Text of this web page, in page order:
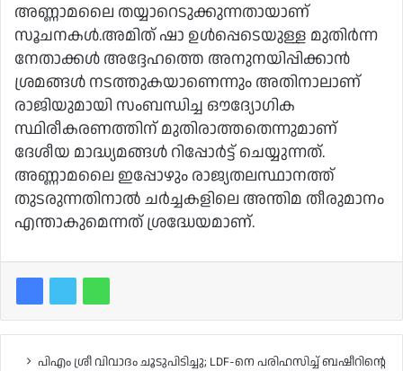
അണ്ണാമലൈ തയ്യാറെടുക്കുന്നതായാണ്
സൂചനകൾ.അമിത് ഷാ ഉൾപ്പെടെയുള്ള മുതിർന്ന
നേതാക്കൾ അദ്ദേഹത്തെ അനുനയിപ്പിക്കാൻ
ശ്രമങ്ങൾ നടത്തുകയാണെന്നും അതിനാലാണ്
രാജിയുമായി സംബന്ധിച്ച ഔദ്യോഗിക
സ്ഥിരീകരണത്തിന് മുതിരാത്തതെന്നുമാണ്
ദേശീയ മാദ്ധ്യമങ്ങൾ റിപ്പോർട്ട് ചെയ്യുന്നത്.
അണ്ണാമലൈ ഇപ്പോഴും രാജ്യതലസ്ഥാനത്ത്
തുടരുന്നതിനാൽ ചർച്ചകളിലെ അന്തിമ തീരുമാനം
എന്താകുമെന്നത് ശ്രദ്ധേയമാണ്.
പിഎം ശ്രീ വിവാദം ചൂടുപിടിച്ചു; LDF-നെ പരിഹസിച്ച് ബഷീറിന്റെ